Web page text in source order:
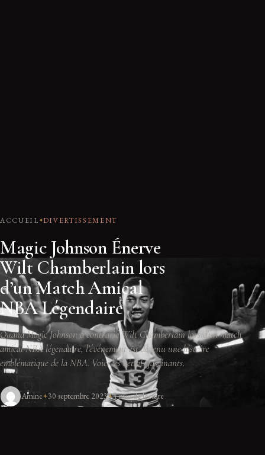
ACCUEIL DIVERTISSEMENT
Magic Johnson Énerve
Wilt Chamberlain lors
d’un Match Amical
NBA Légendaire
Quand Magic Johnson a contrarié Wilt Chamberlain lors d'un match
amical NBA légendaire, l'événement est devenu une histoire
emblématique de la NBA. Voici les détails fascinants.
Amine 30 septembre 2023 4 min de lecture